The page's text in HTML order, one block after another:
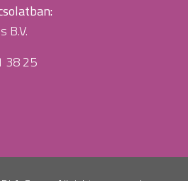
B.V.
38 25